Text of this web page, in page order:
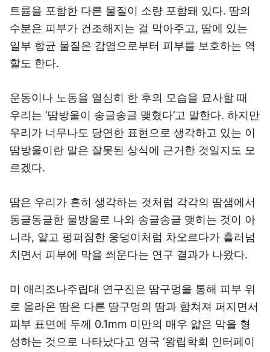
트륨을 포함한 다른 물질이 소량 포함돼 있다. 땀의
수분은 피부가 건조해지는 걸 막아주고, 땀에 있는
일부 항균 물질은 감염으로부터 피부를 보호하는 역
할도 한다.
운동이나 노동을 열심히 한 후의 모습을 묘사할 때
우리는 ‘땀방울이 송글송글 맺혔다’고 말한다. 하지만
우리가 너무나도 당연한 표현으로 생각하고 있는 이
땀방울이란 말은 잘못된 상식에 근거한 것일지도 모
르겠다.
땀은 우리가 흔히 생각하는 것처럼 각각의 땀샘에서
동글동글한 물방울로 나와 송글송글 맺히는 것이 아
니라, 얕고 펑퍼짐한 웅덩이처럼 차오르다가 흘러넘
치면서 피부에 막을 씌운다는 연구 결과가 나왔다.
미 애리조나주립대 연구진은 땀구멍을 통해 피부 위
로 올라온 땀은 다른 땀구멍의 땀과 합쳐져 퍼지면서
피부 표면에 두께 0.1mm 미만의 매우 얇은 막을 형
성하는 것으로 나타났다고 영국 ‘왕립학회 인터페이